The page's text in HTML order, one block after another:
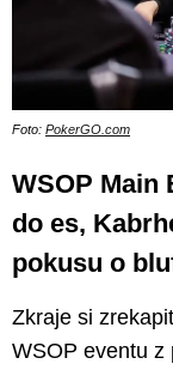
Foto: PokerGO.com
WSOP Main
do es,
pokusu o
Zkraje si
WSOP eventu z